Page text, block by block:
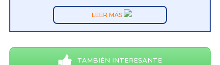
LEER MÁS
TAMBIÉN INTERESANTE